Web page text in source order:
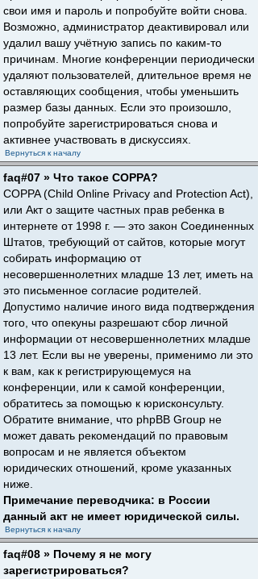
свои имя и пароль и попробуйте войти снова.
Возможно, администратор деактивировал или
удалил вашу учётную запись по каким-то
причинам. Многие конференции периодически
удаляют пользователей, длительное время не
оставляющих сообщения, чтобы уменьшить
размер базы данных. Если это произошло,
попробуйте зарегистрироваться снова и
активнее участвовать в дискуссиях.
Вернуться к началу
faq#07 » Что такое COPPA?
COPPA (Child Online Privacy and Protection Act),
или Акт о защите частных прав ребенка в
интернете от 1998 г. — это закон Соединенных
Штатов, требующий от сайтов, которые могут
собирать информацию от
несовершеннолетних младше 13 лет, иметь на
это письменное согласие родителей.
Допустимо наличие иного вида подтверждения
того, что опекуны разрешают сбор личной
информации от несовершеннолетних младше
13 лет. Если вы не уверены, применимо ли это
к вам, как к регистрирующемуся на
конференции, или к самой конференции,
обратитесь за помощью к юрисконсульту.
Обратите внимание, что phpBB Group не
может давать рекомендаций по правовым
вопросам и не является объектом
юридических отношений, кроме указанных
ниже.
Примечание переводчика: в России
данный акт не имеет юридической силы.
Вернуться к началу
faq#08 » Почему я не могу
зарегистрироваться?